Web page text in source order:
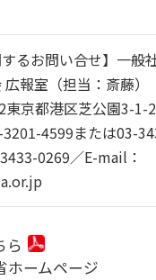
するお問い合せ】一般
報室（担当：斎藤）
東京都港区芝公園3-1-
4599または03-
0269／E-mail：
ら
ホームページ